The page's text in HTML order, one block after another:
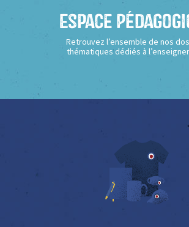
Espace
Retrouvez l’ensemble de nos
thématiques dédiés à